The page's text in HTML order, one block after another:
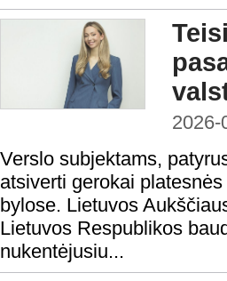
2026-
Verslo subjektams,
atsiverti gerokai
bylose. Lietuvos
Lietuvos Respublikos
nukentėjusiu...